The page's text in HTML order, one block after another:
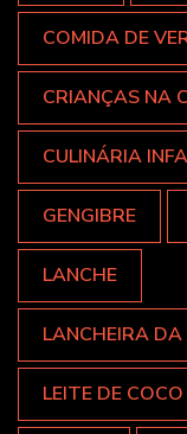
COMIDA DE
CRIANÇAS NA
CULINÁRIA
GENGIBRE
LANCHE
LANCHEIRA DA
LEITE DE COCO